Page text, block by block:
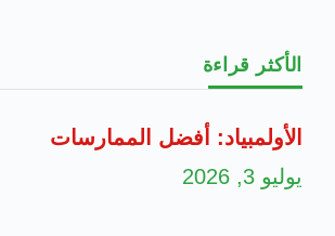
الأكثر قراءة
الأولمبياد: أفضل الممارسات
يوليو 3, 2026